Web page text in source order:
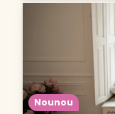
Nounou